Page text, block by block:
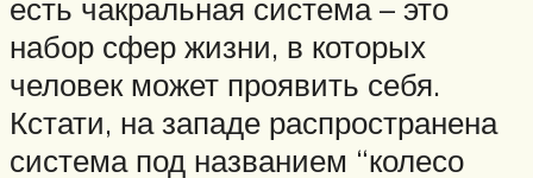
есть чакральная система – это
набор сфер жизни, в которых
человек может проявить себя.
Кстати, на западе распространена
система под названием “колесо